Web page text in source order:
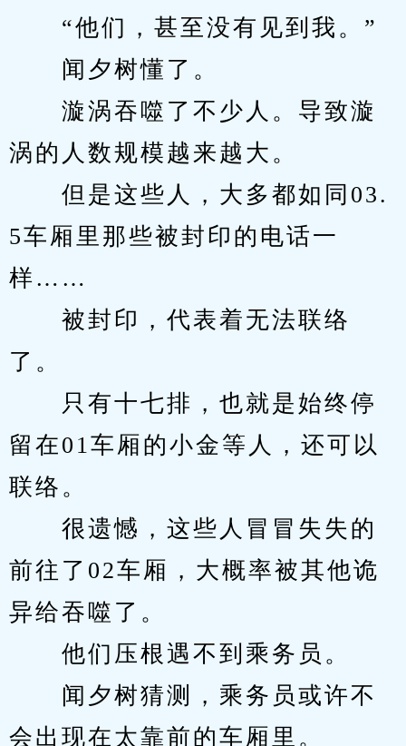
“他们，甚至没有见到我。”
闻夕树懂了。
漩涡吞噬了不少人。导致漩
涡的人数规模越来越大。
但是这些人，大多都如同03.
5车厢里那些被封印的电话一
样……
被封印，代表着无法联络
了。
只有十七排，也就是始终停
留在01车厢的小金等人，还可以
联络。
很遗憾，这些人冒冒失失的
前往了02车厢，大概率被其他诡
异给吞噬了。
他们压根遇不到乘务员。
闻夕树猜测，乘务员或许不
会出现在太靠前的车厢里。